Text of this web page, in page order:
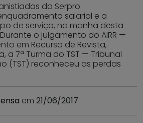
do Serpro
salarial e a
de serviço, na manhã desta
o julgamento do AIRR —
em Recurso de Revista,
a 7ª Turma do TST — Tribunal
(TST) reconheceu as perdas
em 21/06/2017.